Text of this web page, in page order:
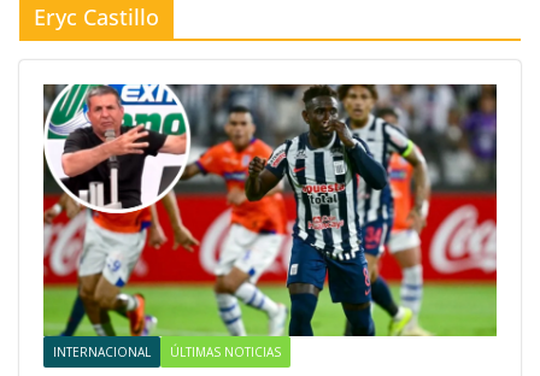
Eryc Castillo
INTERNACIONAL ÚLTIMAS NOTICIAS